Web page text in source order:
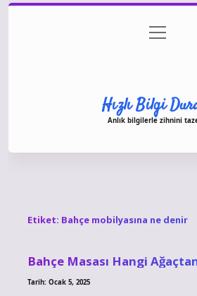
Gizlilik Politikası
menüyü
aç
Hızlı Bilgi
Anlık bilgilerle zihnini
Etiket: Bahçe mobilyasına ne denir
Bahçe Masası Hangi Ağaçtan
Tarih: Ocak 5, 2025